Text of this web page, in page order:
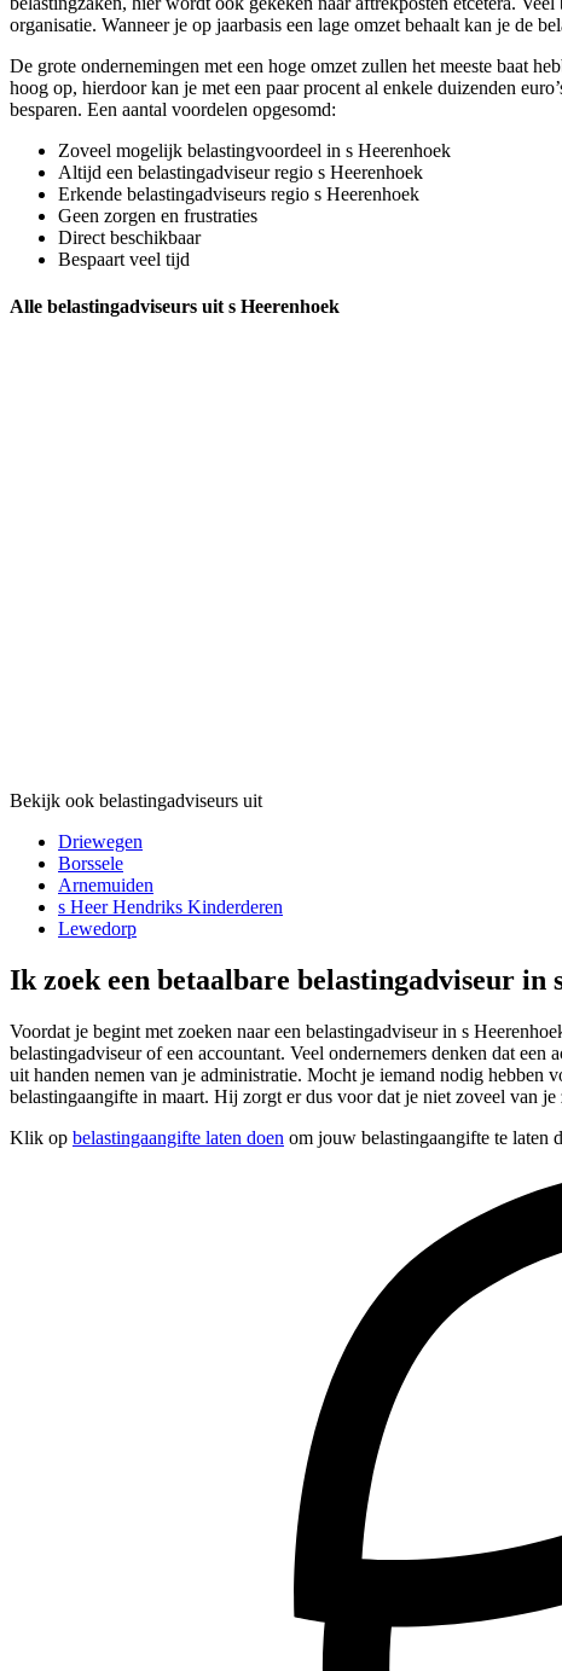
organisatie. Wanneer je op jaarbasis een lage omzet behaalt kan je de
De grote ondernemingen met een hoge omzet zullen het meeste baat
hoog op, hierdoor kan je met een paar procent al enkele duizenden
besparen. Een aantal voordelen opgesomd:
Zoveel mogelijk belastingvoordeel in s Heerenhoek
Altijd een belastingadviseur regio s Heerenhoek
Erkende belastingadviseurs regio s Heerenhoek
Geen zorgen en frustraties
Direct beschikbaar
Bespaart veel tijd
Alle belastingadviseurs uit s Heerenhoek
Bekijk ook belastingadviseurs uit
Driewegen
Borssele
Arnemuiden
s Heer Hendriks Kinderderen
Lewedorp
Ik zoek een betaalbare belastingadviseur in
Voordat je begint met zoeken naar een belastingadviseur in s
belastingadviseur of een accountant. Veel ondernemers denken dat
uit handen nemen van je administratie. Mocht je iemand nodig hebben
belastingaangifte in maart. Hij zorgt er dus voor dat je niet zoveel van
Klik op belastingaangifte laten doen om jouw belastingaangifte te laten